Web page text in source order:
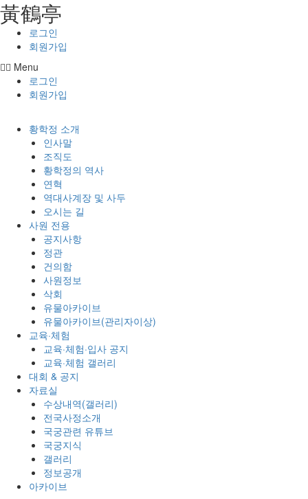
콘텐츠로
건너뛰기
⿈鶴亭
로그인
회원가입
Menu
로그인
회원가입
황학정 소개
인사말
조직도
황학정의 역사
연혁
역대사계장 및 사두
오시는 길
사원 전용
공지사항
정관
건의함
사원정보
삭회
유물아카이브
유물아카이브(관리자이상)
교육·체험
교육·체험·입사 공지
교육·체험 갤러리
대회 & 공지
자료실
수상내역(갤러리)
전국사정소개
국궁관련 유튜브
국궁지식
갤러리
정보공개
아카이브